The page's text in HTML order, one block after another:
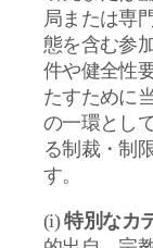
局または専
態を含む参
件や健全性
たすために
の一環とし
る制裁・制
す。
(i)特別なカ